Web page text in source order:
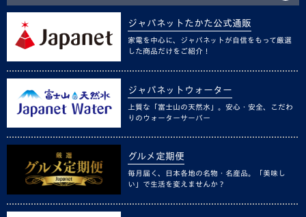
ジャパネットたかた公式通販
家電を中心に、ジャパネットが自信をもって厳選
した商品だけをご紹介！
ジャパネットウォーター
上質な「富士山の天然水」。安心・安全、こだわ
りのウォーターサーバー
グルメ定期便
毎月届く、日本各地の名物・名産品。「美味し
い」で生活を変えませんか？